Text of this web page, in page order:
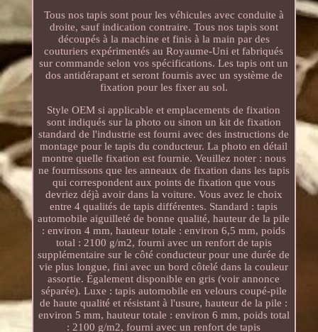
Tous nos tapis sont pour les véhicules avec conduite à
droite, sauf indication contraire. Tous nos tapis sont
découpés à la machine et finis à la main par des
couturiers expérimentés au Royaume-Uni et fabriqués
sur commande selon vos spécifications. Les tapis ont un
dos antidérapant et seront fournis avec un système de
fixation pour les fixer au sol.
Style OEM si applicable et emplacements de fixation
sont indiqués sur la photo ou sinon un kit de fixation
standard de l'industrie est fourni avec des instructions de
montage pour le tapis du conducteur. La photo en détail
montre quelle fixation est fournie. Veuillez noter : nous
ne fournissons que les anneaux de fixation dans les tapis
qui correspondent aux points de fixation que vous
devriez déjà avoir dans la voiture. Vous avez le choix
entre 4 qualités de tapis différentes. Standard : tapis
automobile aiguilleté de bonne qualité, hauteur de la pile
: environ 4 mm, hauteur totale : environ 6,5 mm, poids
total : 2100 g/m2, fourni avec un renfort de tapis
supplémentaire sur le côté conducteur pour une durée de
vie plus longue, fini avec un bord côtelé dans la couleur
assortie. Également disponible en gris (voir annonce
séparée). Luxe : tapis automobile en velours coupé-pile
de haute qualité et résistant à l'usure, hauteur de la pile :
environ 5 mm, hauteur totale : environ 6 mm, poids total
: 2100 g/m2, fourni avec un renfort de tapis